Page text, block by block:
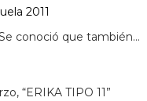
2011
conoció que también…
“ERIKA TIPO 11”